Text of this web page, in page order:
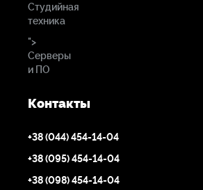
Студийная
техника
">
Серверы
и ПО
Контакты
+38 (044) 454-14-04
+38 (095) 454-14-04
+38 (098) 454-14-04